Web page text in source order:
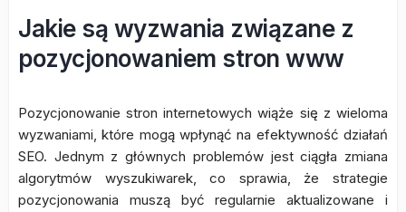
Jakie są wyzwania związane z
pozycjonowaniem stron www
Pozycjonowanie stron internetowych wiąże się z wieloma
wyzwaniami, które mogą wpłynąć na efektywność działań
SEO. Jednym z głównych problemów jest ciągła zmiana
algorytmów wyszukiwarek, co sprawia, że strategie
pozycjonowania muszą być regularnie aktualizowane i